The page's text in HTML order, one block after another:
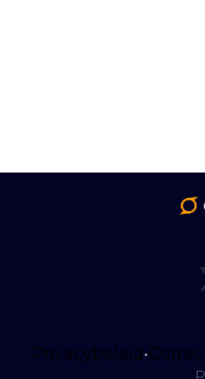
Privacybeleid•